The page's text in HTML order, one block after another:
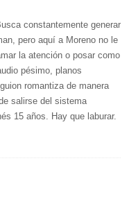
constantemente generar
pero aquí a Moreno no le
la atención o posar como
pésimo, planos
romantiza de manera
salirse del sistema
15 años. Hay que laburar.